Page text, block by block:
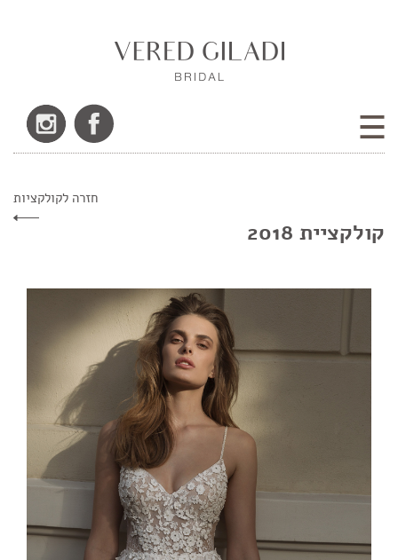
חזרה לקולקציות
קולקציית 2018